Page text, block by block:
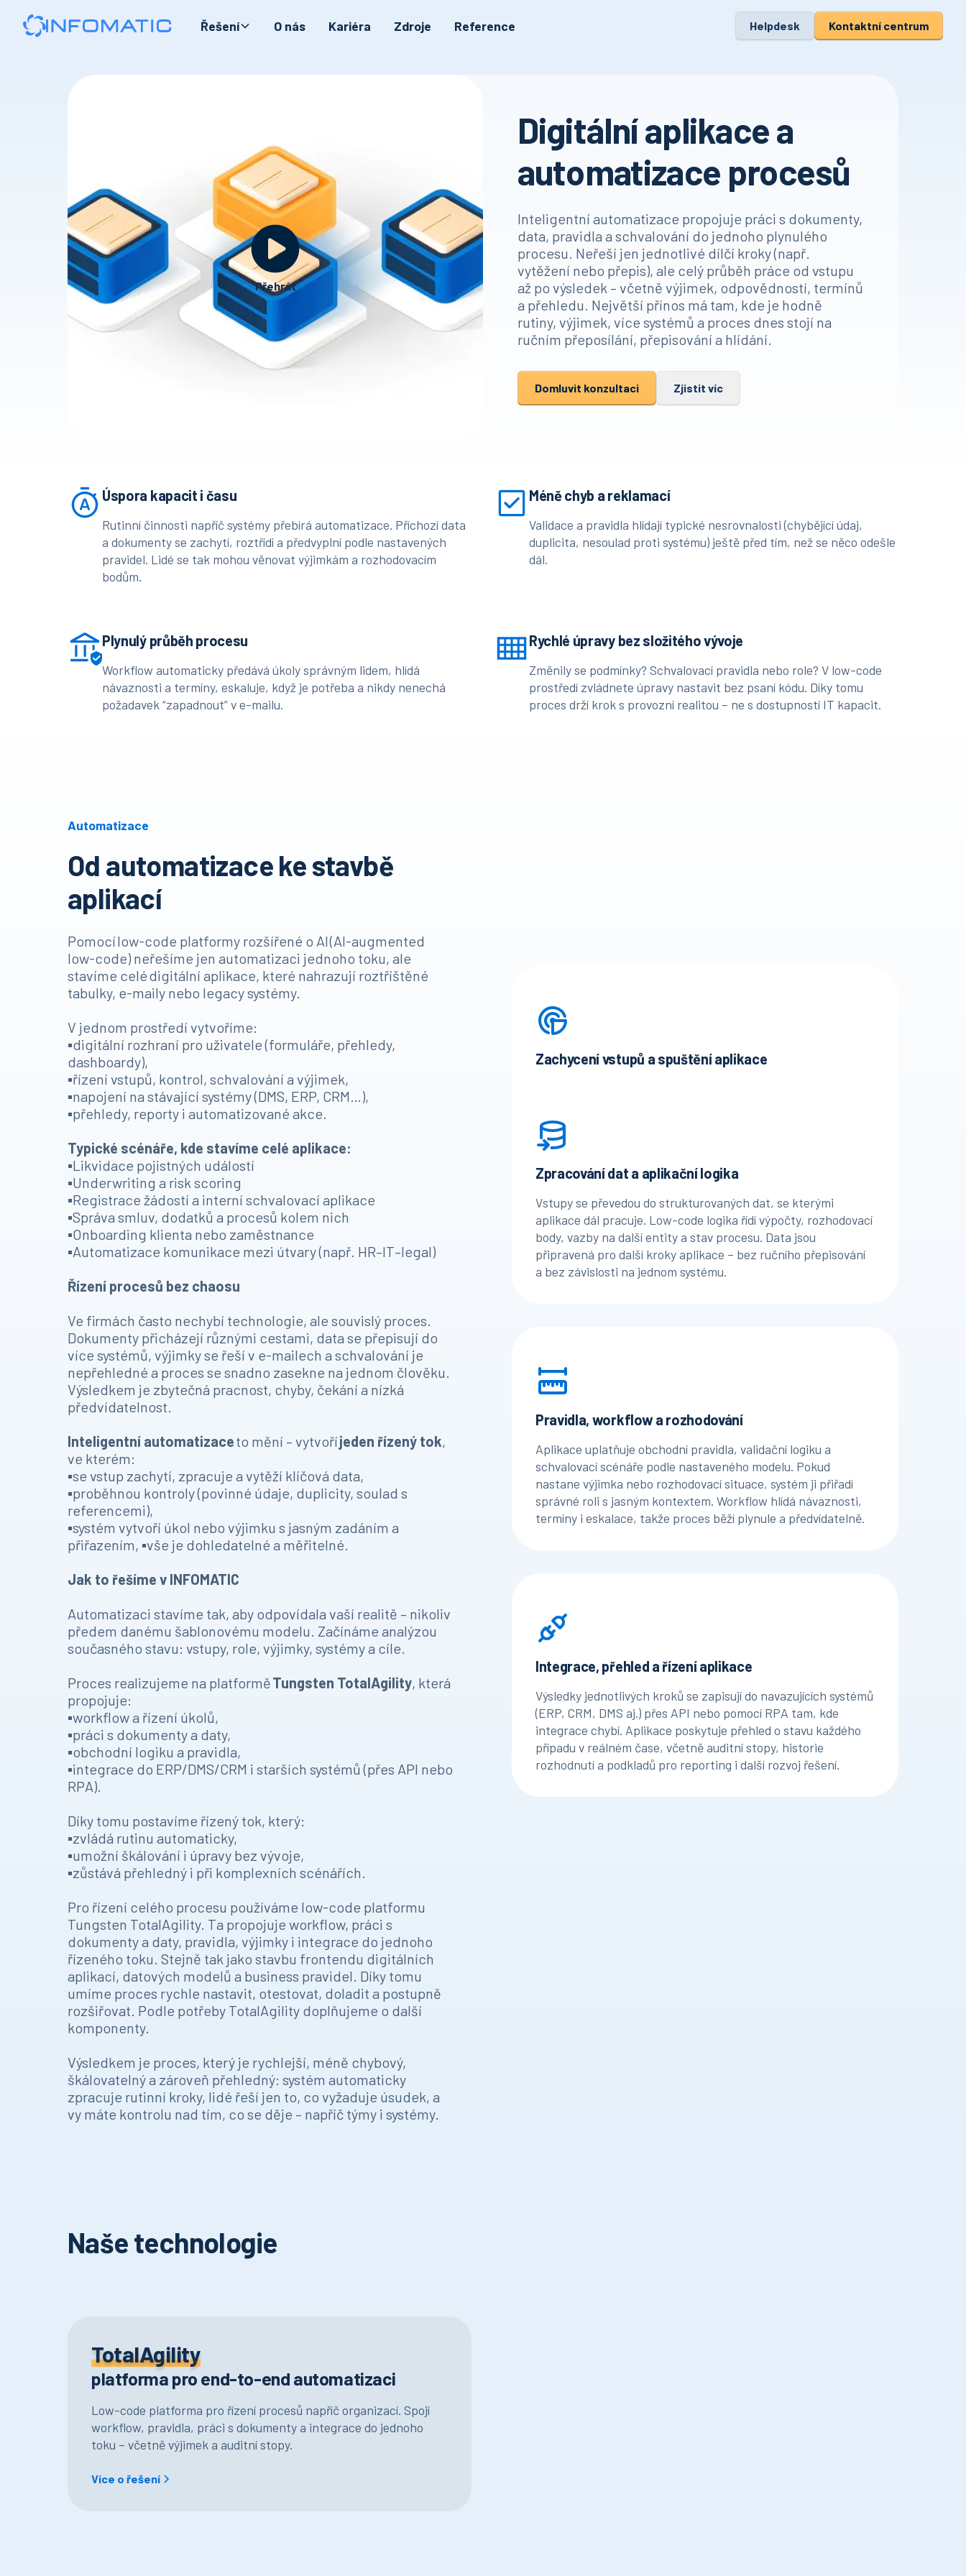
Řešení O nás Kariéra Zdroje Reference Helpdesk Kontaktní centrum
Přehrát
Digitální aplikace a
automatizace procesů
Inteligentní automatizace propojuje práci s dokumenty,
data, pravidla a schvalování do jednoho plynulého
procesu. Neřeší jen jednotlivé dílčí kroky (např.
vytěžení nebo přepis), ale celý průběh práce od vstupu
až po výsledek – včetně výjimek, odpovědností, termínů
a přehledu. Největší přínos má tam, kde je hodně
rutiny, výjimek, více systémů a proces dnes stojí na
ručním přeposílání, přepisování a hlídání.
Domluvit konzultaci Zjistit víc
Úspora kapacit i času
Rutinní činnosti napříč systémy přebírá automatizace. Příchozí data
a dokumenty se zachytí, roztřídí a předvyplní podle nastavených
pravidel. Lidé se tak mohou věnovat výjimkám a rozhodovacím
bodům.
Méně chyb a reklamací
Validace a pravidla hlídají typické nesrovnalosti (chybějící údaj,
duplicita, nesoulad proti systému) ještě před tím, než se něco odešle
dál.
Plynulý průběh procesu
Workflow automaticky předává úkoly správným lidem, hlídá
návaznosti a termíny, eskaluje, když je potřeba a nikdy nenechá
požadavek “zapadnout” v e-mailu.
Rychlé úpravy bez složitého vývoje
Změnily se podmínky? Schvalovací pravidla nebo role? V low-code
prostředí zvládnete úpravy nastavit bez psaní kódu. Díky tomu
proces drží krok s provozní realitou – ne s dostupností IT kapacit.
Automatizace
Od automatizace ke stavbě
aplikací
Pomocí low-code platformy rozšířené o AI (AI-augmented
low-code) neřešíme jen automatizaci jednoho toku, ale
stavíme celé digitální aplikace, které nahrazují roztříštěné
tabulky, e-maily nebo legacy systémy.
V jednom prostředí vytvoříme:
▪️digitální rozhraní pro uživatele (formuláře, přehledy,
dashboardy),
▪️řízení vstupů, kontrol, schvalování a výjimek,
▪️napojení na stávající systémy (DMS, ERP, CRM…),
▪️přehledy, reporty i automatizované akce.
Typické scénáře, kde stavíme celé aplikace:
▪️Likvidace pojistných událostí
▪️Underwriting a risk scoring
▪️Registrace žádostí a interní schvalovací aplikace
▪️Správa smluv, dodatků a procesů kolem nich
▪️Onboarding klienta nebo zaměstnance
▪️Automatizace komunikace mezi útvary (např. HR–IT–legal)
Řízení procesů bez chaosu
Ve firmách často nechybí technologie, ale souvislý proces.
Dokumenty přicházejí různými cestami, data se přepisují do
více systémů, výjimky se řeší v e-mailech a schvalování je
nepřehledné a proces se snadno zasekne na jednom člověku.
Výsledkem je zbytečná pracnost, chyby, čekání a nízká
předvídatelnost.
Inteligentní automatizaceto mění – vytvoříjeden řízený tok,
ve kterém:
▪️se vstup zachytí, zpracuje a vytěží klíčová data,
▪️proběhnou kontroly (povinné údaje, duplicity, soulad s
referencemi),
▪️systém vytvoří úkol nebo výjimku s jasným zadáním a
přiřazením, ▪️vše je dohledatelné a měřitelné.
Jak to řešíme v INFOMATIC
Automatizaci stavíme tak, aby odpovídala vaší realitě – nikoliv
předem danému šablonovému modelu. Začínáme analýzou
současného stavu: vstupy, role, výjimky, systémy a cíle.
Proces realizujeme na platforměTungsten TotalAgility, která
propojuje:
▪️workflow a řízení úkolů,
▪️práci s dokumenty a daty,
▪️obchodní logiku a pravidla,
▪️integrace do ERP/DMS/CRM i starších systémů (přes API nebo
RPA).
Díky tomu postavíme řízený tok, který:
▪️zvládá rutinu automaticky,
▪️umožní škálování i úpravy bez vývoje,
▪️zůstává přehledný i při komplexních scénářích.
Pro řízení celého procesu používáme low-code platformu
Tungsten TotalAgility. Ta propojuje workflow, práci s
dokumenty a daty, pravidla, výjimky i integrace do jednoho
řízeného toku. Stejně tak jako stavbu frontendu digitálních
aplikací, datových modelů a business pravidel. Díky tomu
umíme proces rychle nastavit, otestovat, doladit a postupně
rozšiřovat. Podle potřeby TotalAgility doplňujeme o další
komponenty.
Výsledkem je proces, který je rychlejší, méně chybový,
škálovatelný a zároveň přehledný: systém automaticky
zpracuje rutinní kroky, lidé řeší jen to, co vyžaduje úsudek, a
vy máte kontrolu nad tím, co se děje – napříč týmy i systémy.
Zachycení vstupů a spuštění aplikace
Každý požadavek se od začátku zařadí do správného kontextu
aplikace, s jasně definovaným dalším krokem a odpovědností.
neztratí mimo systém.
Zpracování dat a aplikační logika
Vstupy se převedou do strukturovaných dat, se kterými
aplikace dál pracuje. Low-code logika řídí výpočty, rozhodovací
body, vazby na další entity a stav procesu. Data jsou
připravená pro další kroky aplikace – bez ručního přepisování
a bez závislosti na jednom systému.
Pravidla, workflow a rozhodování
Aplikace uplatňuje obchodní pravidla, validační logiku a
schvalovací scénáře podle nastaveného modelu. Pokud
nastane výjimka nebo rozhodovací situace, systém ji přiřadí
správné roli s jasným kontextem. Workflow hlídá návaznosti,
termíny i eskalace, takže proces běží plynule a předvídatelně.
Integrace, přehled a řízení aplikace
Výsledky jednotlivých kroků se zapisují do navazujících systémů
(ERP, CRM, DMS aj.) přes API nebo pomocí RPA tam, kde
integrace chybí. Aplikace poskytuje přehled o stavu každého
případu v reálném čase, včetně auditní stopy, historie
rozhodnutí a podkladů pro reporting i další rozvoj řešení.
Naše technologie
TotalAgility
platforma pro end-to-end automatizaci
Low-code platforma pro řízení procesů napříč organizací. Spojí
workflow, pravidla, práci s dokumenty a integrace do jednoho
toku – včetně výjimek a auditní stopy.
Více o řešení